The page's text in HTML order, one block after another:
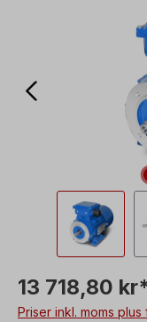
13 718,80
Priser inkl. moms